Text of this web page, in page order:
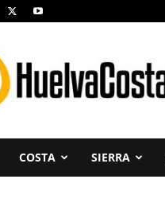
COSTA SIERRA